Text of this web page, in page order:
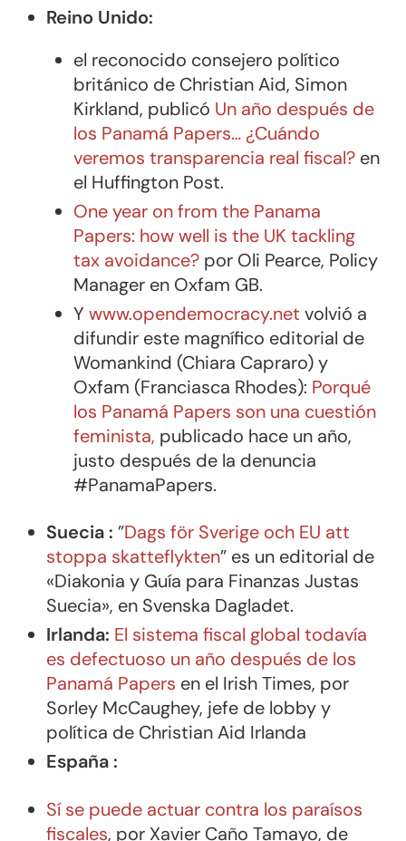
Reino Unido:
el reconocido consejero político
británico de Christian Aid, Simon
Kirkland, publicó Un año después de
los Panamá Papers… ¿Cuándo
veremos transparencia real fiscal?en
el Huffington Post.
One year on from the Panama
Papers: how well is the UK tackling
tax avoidance?por Oli Pearce, Policy
Manager en Oxfam GB.
Y www.opendemocracy.net volvió a
difundir este magnífico editorial de
Womankind (Chiara Capraro) y
Oxfam (Franciasca Rhodes): Porqué
los Panamá Papers son una cuestión
feminista, publicado hace un año,
justo después de la denuncia
#PanamaPapers.
Suecia : ”Dags för Sverige och EU att
stoppa skatteflykten” es un editorial de
«Diakonia y Guía para Finanzas Justas
Suecia», en Svenska Dagladet.
Irlanda: El sistema fiscal global todavía
es defectuoso un año después de los
Panamá Papers en el Irish Times, por
Sorley McCaughey, jefe de lobby y
política de Christian Aid Irlanda
España :
Sí se puede actuar contra los paraísos
fiscales, por Xavier Caño Tamayo, de